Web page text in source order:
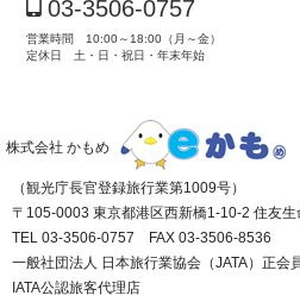
03-3506-0757
営業時間 10:00～18:00（月～金）
定休日 土・日・祝日・年末年始
株式会社 かもめ
（観光庁長官登録旅行業第1009号）
〒105-0003 東京都港区西新橋1-10-2 住友
TEL 03-3506-0757 FAX 03-3506-8536
一般社団法人 日本旅行業協会（JATA）正会
IATA公認旅客代理店